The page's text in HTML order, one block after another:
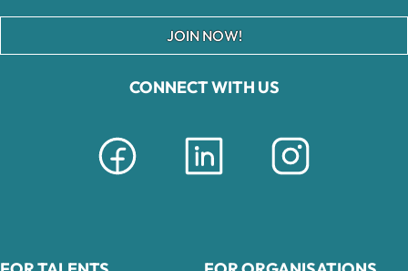
CONNECT WITH US
JOIN NOW!